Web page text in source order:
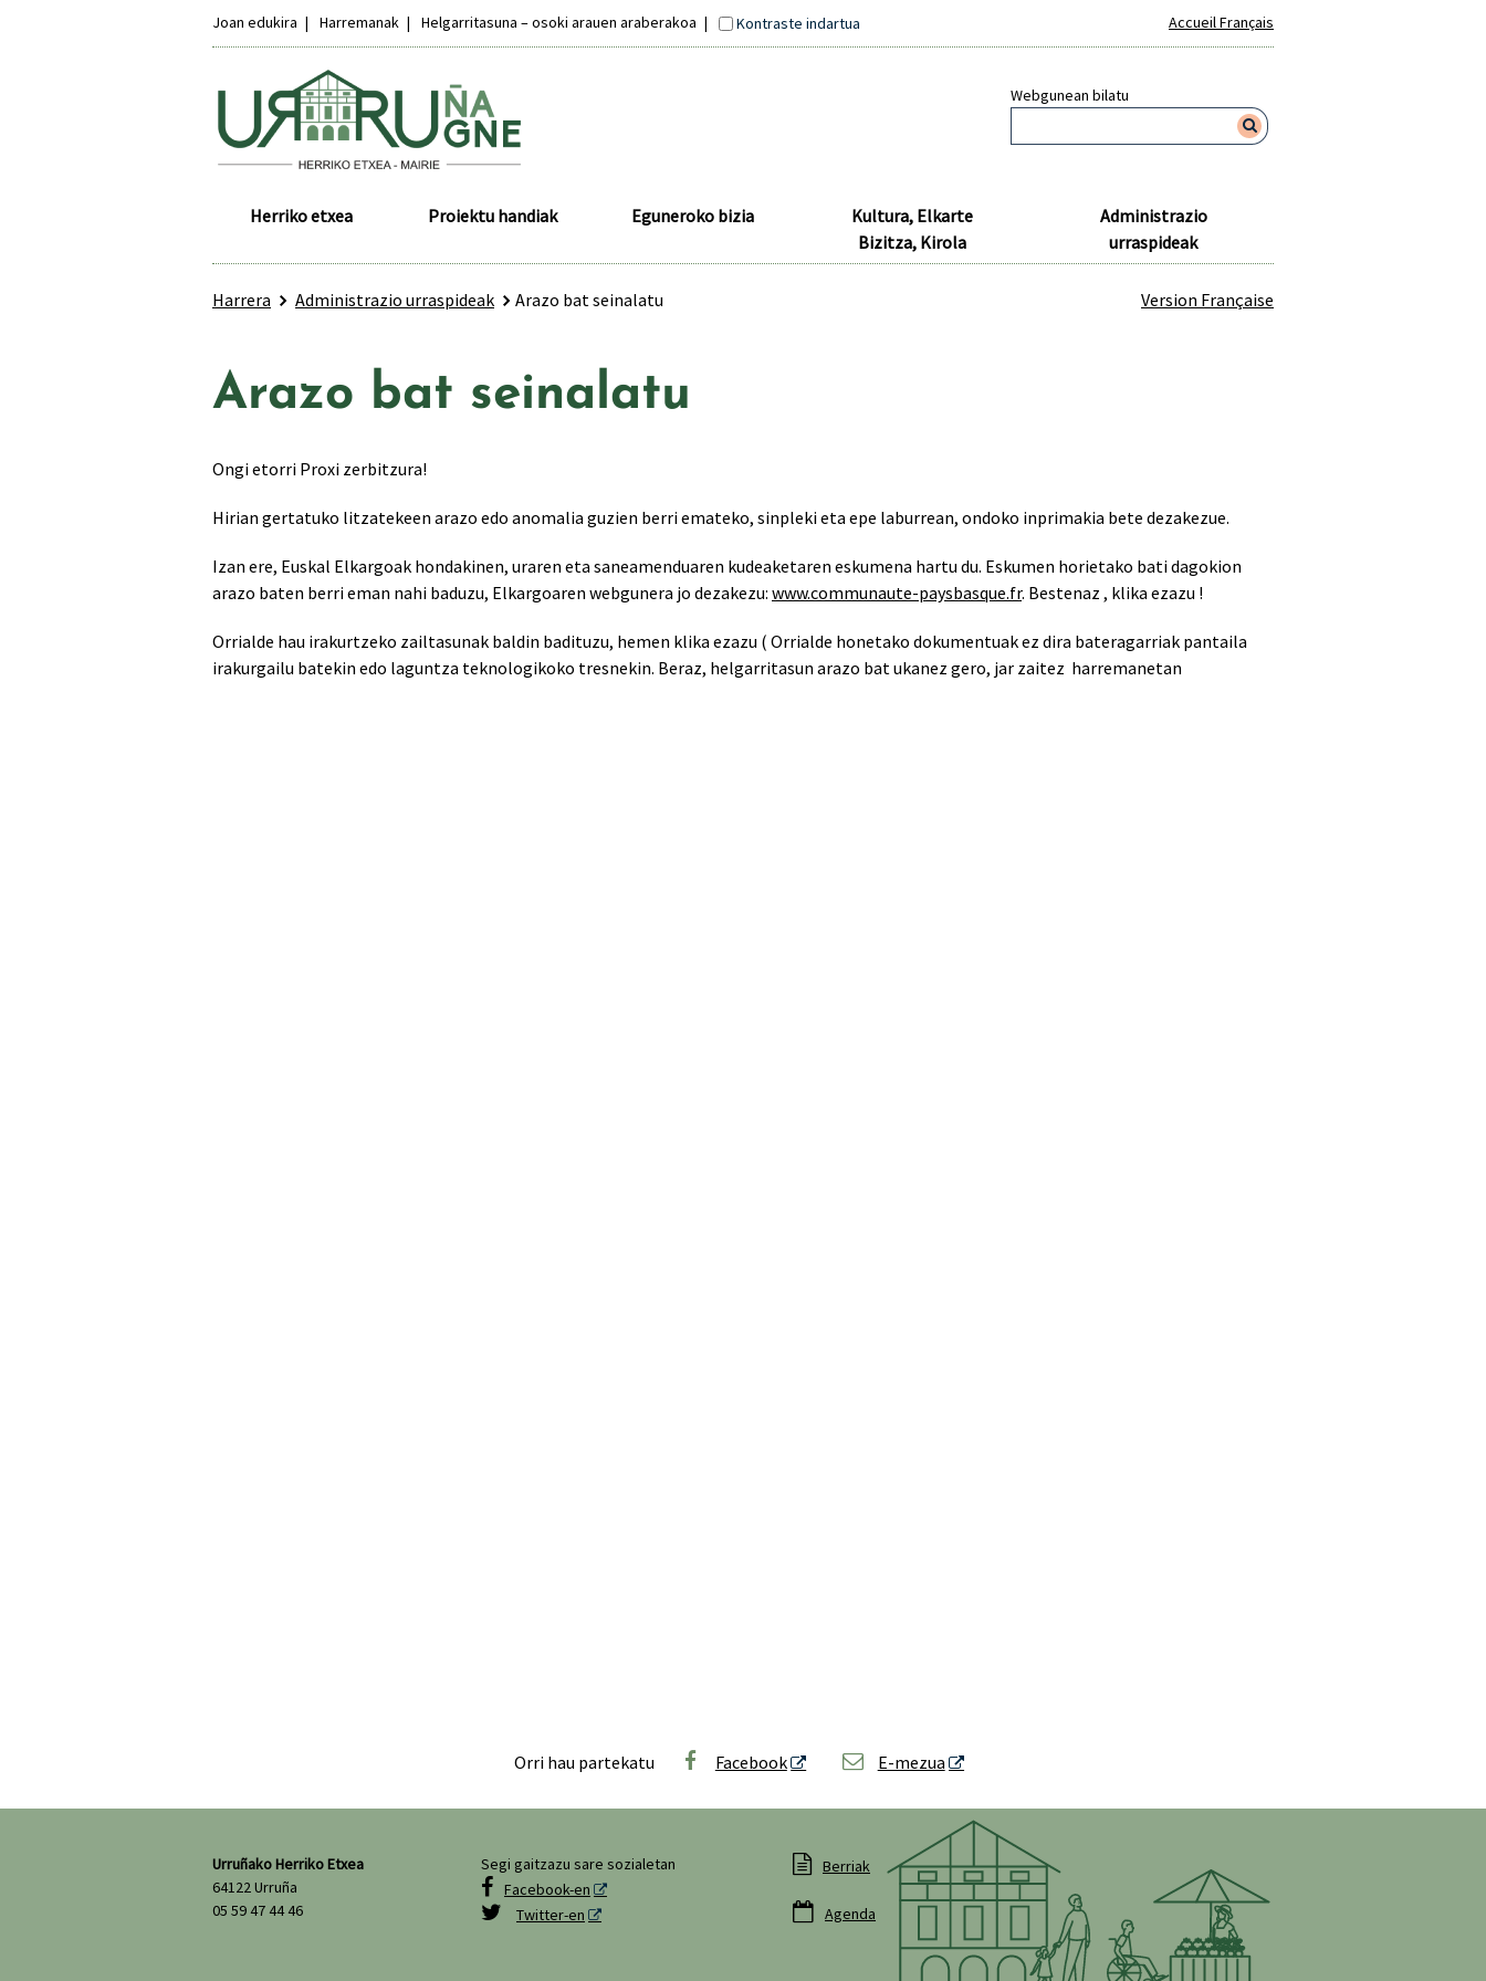
Joan edukira Harremanak Helgarritasuna – osoki arauen araberakoa Kontraste indartua Accueil Français
Webgunean bilatu
Herriko etxea Proiektu handiak Eguneroko bizia
Kultura, Elkarte
Bizitza, Kirola
Administrazio
urraspideak
Harrera Administrazio urraspideak Arazo bat seinalatu Version Française
Arazo bat seinalatu
Ongi etorri Proxi zerbitzura!
Hirian gertatuko litzatekeen arazo edo anomalia guzien berri emateko, sinpleki eta epe laburrean, ondoko inprimakia bete dezakezue.
Izan ere, Euskal Elkargoak hondakinen, uraren eta saneamenduaren kudeaketaren eskumena hartu du. Eskumen horietako bati dagokion
arazo baten berri eman nahi baduzu, Elkargoaren webgunera jo dezakezu: www.communaute-paysbasque.fr. Bestenaz , klika ezazu !
Orrialde hau irakurtzeko zailtasunak baldin badituzu, hemen klika ezazu ( Orrialde honetako dokumentuak ez dira bateragarriak pantaila
irakurgailu batekin edo laguntza teknologikoko tresnekin. Beraz, helgarritasun arazo bat ukanez gero, jar zaitez harremanetan
Orri hau partekatu Facebook E-mezua
Urruñako Herriko Etxea
64122 Urruña
05 59 47 44 46
Segi gaitzazu sare sozialetan
 Facebook-en
 Twitter-en
 Berriak
 Agenda